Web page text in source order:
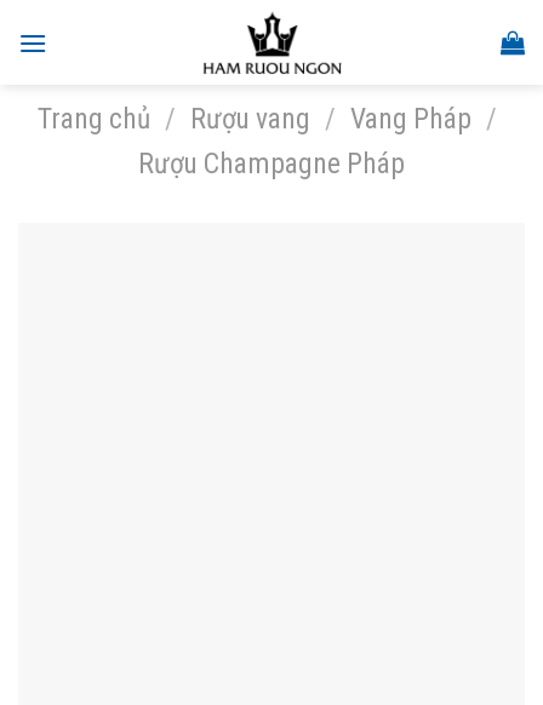
Trang chủ / Rượu vang / Vang Pháp /
Rượu Champagne Pháp